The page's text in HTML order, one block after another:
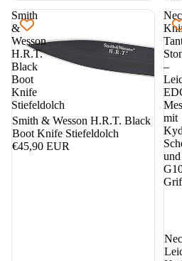
Smith
&
Wesson
H.R.T.
Black
Boot
Knife
Stiefeldolch
Smith & Wesson H.R.T. Black
Boot Knife Stiefeldolch
€45,90 EUR
–
mit
und